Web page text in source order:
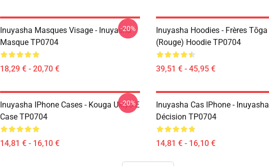
Inuyasha Masques Visage - Inuyasha
Masque TP0704
18,29 € - 20,70 €
-20%
Inuyasha Hoodies - Frères Tōga
(rouge) Hoodie TP0704
39,51 € - 45,95 €
Inuyasha IPhone Cases - Kouga Ukiyo-E
Case TP0704
14,81 € - 16,10 €
-20%
Inuyasha Cas IPhone - Inuyasha
Décision TP0704
14,81 € - 16,10 €